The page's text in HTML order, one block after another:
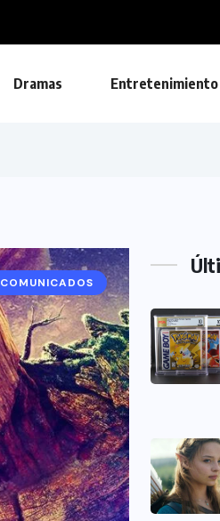
Dramas Entretenimiento
COMUNICADOS